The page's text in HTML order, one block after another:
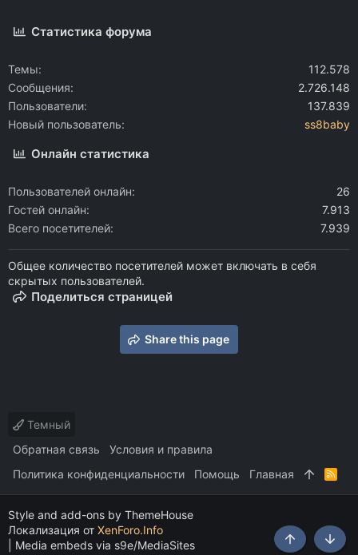
Статистика форума
Темы
112.578
Сообщения
2.726.148
Пользователи
137.839
Новый пользователь
ss8baby
Онлайн статистика
Пользователей онлайн
26
Гостей онлайн
7.913
Всего посетителей
7.939
Общее количество посетителей может включать в себя
скрытых пользователей.
Поделиться страницей
Share this page
Темный
Обратная связь
Условия и правила
Политика конфиденциальности
Помощь Главная
R
S
Style and add-ons by ThemeHouse
Локализация от XenForo.Info
Media embeds via s9e/MediaSites